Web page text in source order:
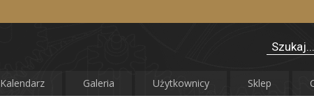
Kalendarz Galeria Użytkownicy Sklep